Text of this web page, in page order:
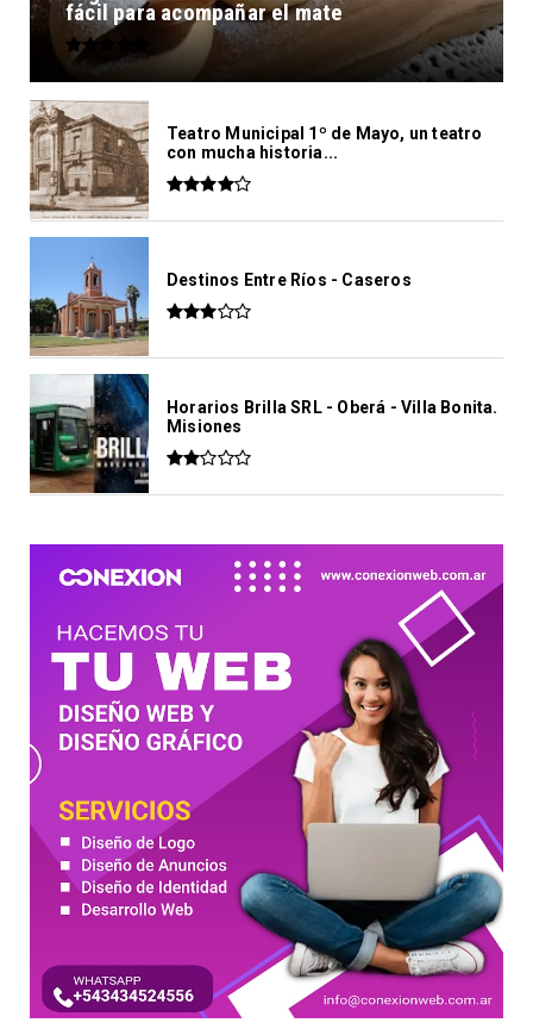
fácil para acompañar el mate
Teatro Municipal 1º de Mayo, un teatro
con mucha historia...
Destinos Entre Ríos - Caseros
Horarios Brilla SRL - Oberá - Villa Bonita.
Misiones